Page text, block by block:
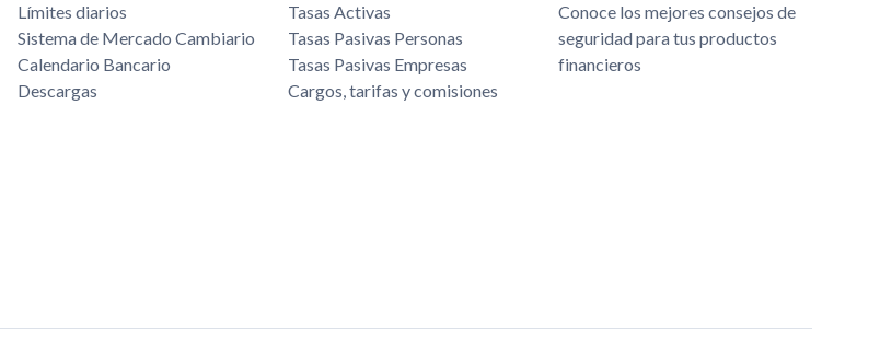
Límites diarios
Sistema de Mercado Cambiario
Calendario Bancario
Descargas
Tasas Activas
Tasas Pasivas Personas
Tasas Pasivas Empresas
Cargos, tarifas y comisiones
Conoce los mejores consejos de
seguridad para tus productos
financieros